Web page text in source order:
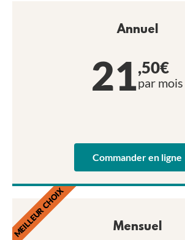
Annuel
21,50€
par mois
Commander en ligne
MEILLEUR CHOIX Mensuel